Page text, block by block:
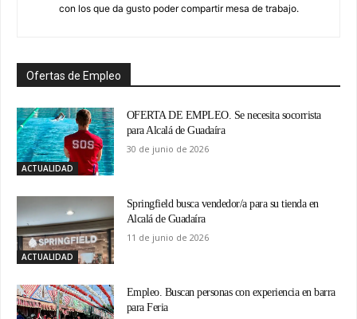
con los que da gusto poder compartir mesa de trabajo.
Ofertas de Empleo
ACTUALIDAD
OFERTA DE EMPLEO. Se necesita socorrista
para Alcalá de Guadaíra
30 de junio de 2026
ACTUALIDAD
Springfield busca vendedor/a para su tienda en
Alcalá de Guadaíra
11 de junio de 2026
Empleo. Buscan personas con experiencia en barra
para Feria